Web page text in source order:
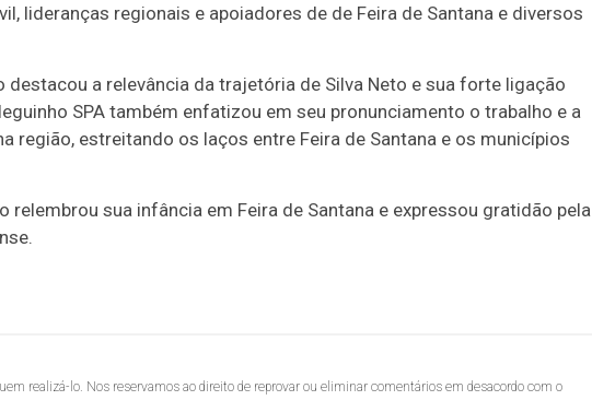
lideranças regionais e apoiadores de de Feira de Santana e diversos
a relevância da trajetória de Silva Neto e sua forte ligação
SPA também enfatizou em seu pronunciamento o trabalho e a
região, estreitando os laços entre Feira de Santana e os municípios
relembrou sua infância em Feira de Santana e expressou gratidão pela
realizá-lo. Nos reservamos ao direito de reprovar ou eliminar comentários em desacordo com o